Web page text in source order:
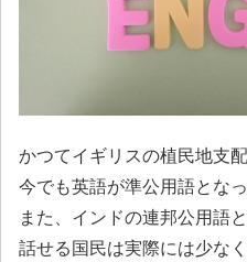
かつてイギリスの植民地支
今でも英語が準公用語となっ
また、インドの連邦公用語
話せる国民は実際には少な